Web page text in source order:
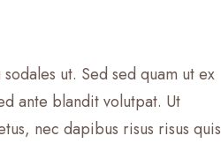
ut. Sed sed quam ut ex
ante blandit volutpat. Ut
nec dapibus risus risus quis